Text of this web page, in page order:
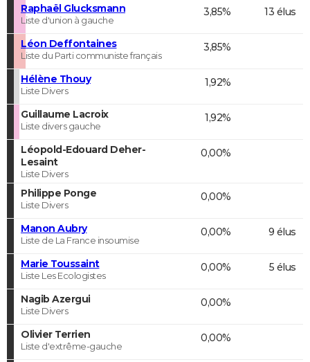
Raphaël Glucksmann
Liste d'union à gauche
3,85% 13 élus
Léon Deffontaines
Liste du Parti communiste français
3,85%
Hélène Thouy
Liste Divers
1,92%
Guillaume Lacroix
Liste divers gauche
1,92%
Léopold-Edouard Deher-
Lesaint
Liste Divers
0,00%
Philippe Ponge
Liste Divers
0,00%
Manon Aubry
Liste de La France insoumise
0,00% 9 élus
Marie Toussaint
Liste Les Ecologistes
0,00% 5 élus
Nagib Azergui
Liste Divers
0,00%
Olivier Terrien
Liste d'extrême-gauche
0,00%